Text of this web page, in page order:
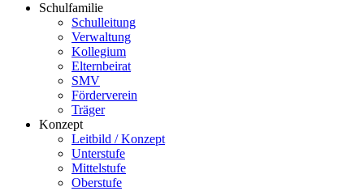
Schulfamilie
Schulleitung
Verwaltung
Kollegium
Elternbeirat
SMV
Förderverein
Träger
Konzept
Leitbild / Konzept
Unterstufe
Mittelstufe
Oberstufe